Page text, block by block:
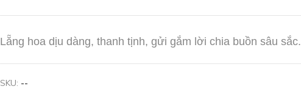
Lẵng hoa dịu dàng, thanh tịnh, gửi gắm lời chia buồn sâu sắc.
SKU: --